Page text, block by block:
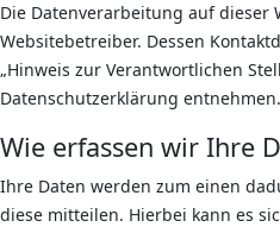
Die Datenverarbeitung auf dieser
Websitebetreiber. Dessen
„Hinweis zur Verantwortlichen
Datenschutzerklärung entnehmen.
Wie erfassen wir Ihre
Ihre Daten werden zum einen
diese mitteilen. Hierbei kann es